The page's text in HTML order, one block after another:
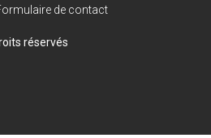
de contact
réservés